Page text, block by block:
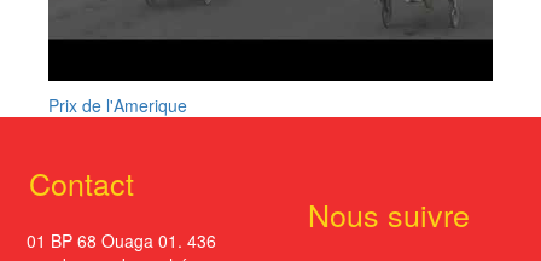
Prix de l'Amerique
Contact
01 BP 68 Ouaga 01. 436
Nous suivre